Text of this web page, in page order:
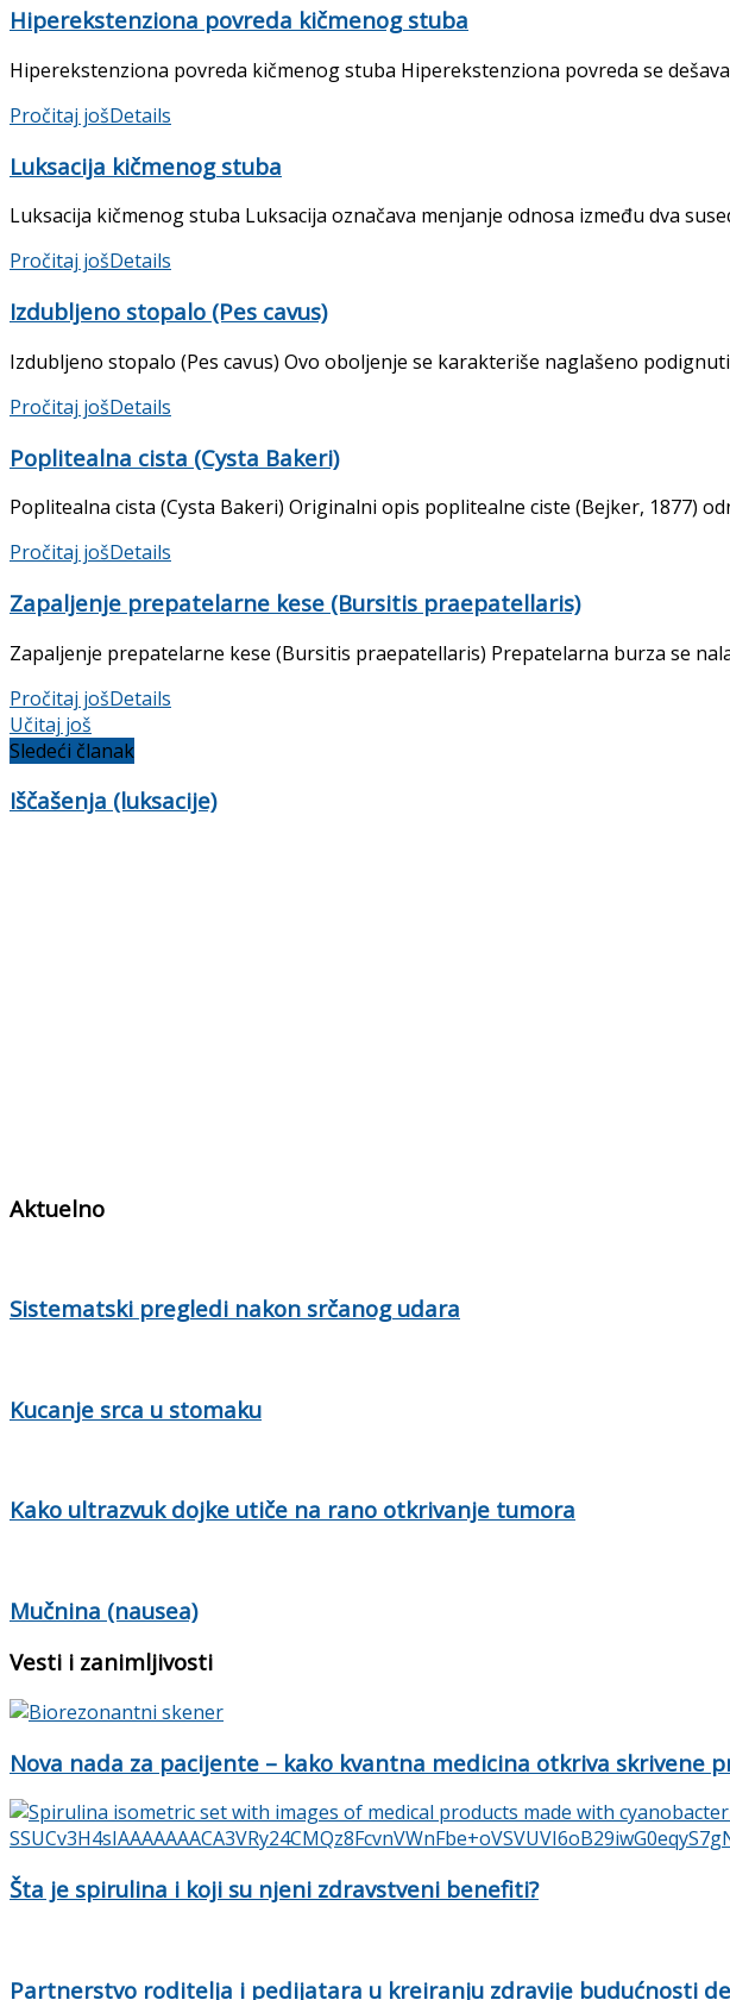
Hiperekstenziona povreda kičmenog stuba
Hiperekstenziona povreda kičmenog stuba Hiperekstenziona povreda se
Pročitaj jošDetails
Luksacija kičmenog stuba
Luksacija kičmenog stuba Luksacija označava menjanje odnosa između dva
Pročitaj jošDetails
Izdubljeno stopalo (Pes cavus)
Izdubljeno stopalo (Pes cavus) Ovo oboljenje se karakteriše naglašeno
Pročitaj jošDetails
Poplitealna cista (Cysta Bakeri)
Poplitealna cista (Cysta Bakeri) Originalni opis poplitealne ciste (Bejker, 1877)
Pročitaj jošDetails
Zapaljenje prepatelarne kese (Bursitis praepatellaris)
Zapaljenje prepatelarne kese (Bursitis praepatellaris) Prepatelarna burza se
Pročitaj jošDetails
Učitaj još
Sledeći članak
Iščašenja (luksacije)
Aktuelno
Sistematski pregledi nakon srčanog udara
Kucanje srca u stomaku
Kako ultrazvuk dojke utiče na rano otkrivanje tumora
Mučnina (nausea)
Vesti i zanimljivosti
Nova nada za pacijente – kako kvantna medicina otkriva skrivene
Šta je spirulina i koji su njeni zdravstveni benefiti?
Partnerstvo roditelja i pedijatara u kreiranju zdravije budućnosti